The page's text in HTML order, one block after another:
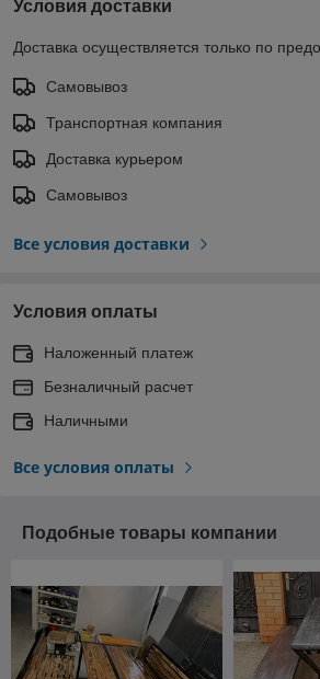
Условия доставки
Доставка осуществляется только по
Самовывоз
Транспортная компания
Доставка курьером
Самовывоз
Все условия доставки
Условия оплаты
Наложенный платеж
Безналичный расчет
Наличными
Все условия оплаты
Подобные товары компании